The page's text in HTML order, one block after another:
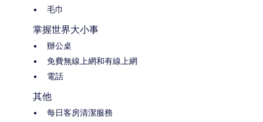
毛巾
掌握世界大小事
辦公桌
免費無線上網和有線上網
電話
其他
每日客房清潔服務